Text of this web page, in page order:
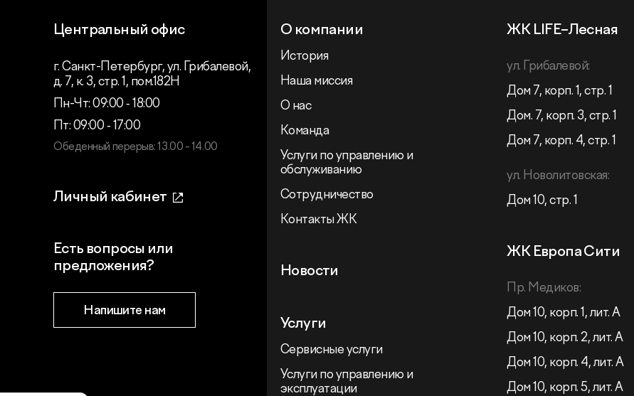
Центральный офис
г. Санкт-Петербург, ул. Грибалевой,
д. 7, к. 3, стр. 1, пом.182Н
Пн-Чт: 09:00 ‑ 18:00
Пт: 09:00 ‑ 17:00
Обеденный перерыв: 13.00 - 14.00
Личный кабинет
Есть вопросы или
предложения?
Напишите нам
О компании
История
Наша миссия
О нас
Команда
Услуги по управлению и
обслуживанию
Сотрудничество
Контакты ЖК
Новости
Услуги
Сервисные услуги
Услуги по управлению и
эксплуатации
ЖК LIFE–Лесная
ул. Грибалевой:
Дом 7, корп. 1, стр. 1
Дом. 7, корп. 3, стр. 1
Дом 7, корп. 4, стр. 1
ул. Новолитовская:
Дом 10, стр. 1
ЖК Европа Сити
Пр. Медиков:
Дом 10, корп. 1, лит. А
Дом 10, корп. 2, лит. А
Дом 10, корп. 4, лит. А
Дом 10, корп. 5, лит. А